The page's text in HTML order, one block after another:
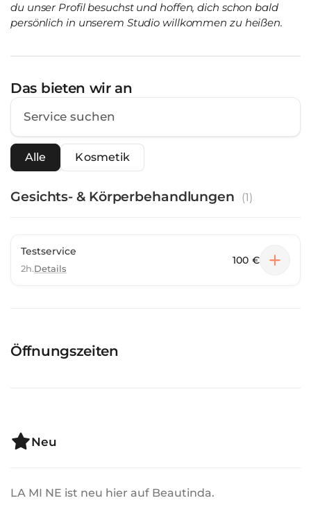
du unser Profil besuchst und hoffen, dich schon bald
persönlich in unserem Studio willkommen zu heißen.
Das bieten wir an
Alle Kosmetik
Gesichts- & Körperbehandlungen (1)
Testservice
2h.Details
100 €
Öffnungszeiten
Neu
LA MI NE ist neu hier auf Beautinda.